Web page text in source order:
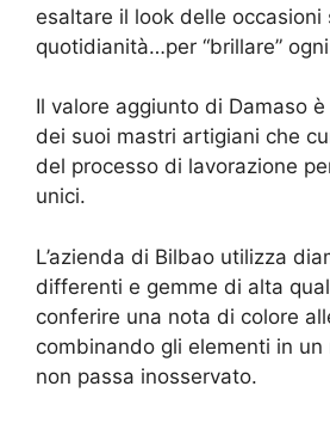
esaltare il look delle occasioni
quotidianità…per “brillare”
Il valore aggiunto di Damaso è
dei suoi mastri artigiani che
del processo di lavorazione
unici.
L’azienda di Bilbao utilizza
differenti e gemme di alta
conferire una nota di colore
combinando gli elementi in un
non passa inosservato.